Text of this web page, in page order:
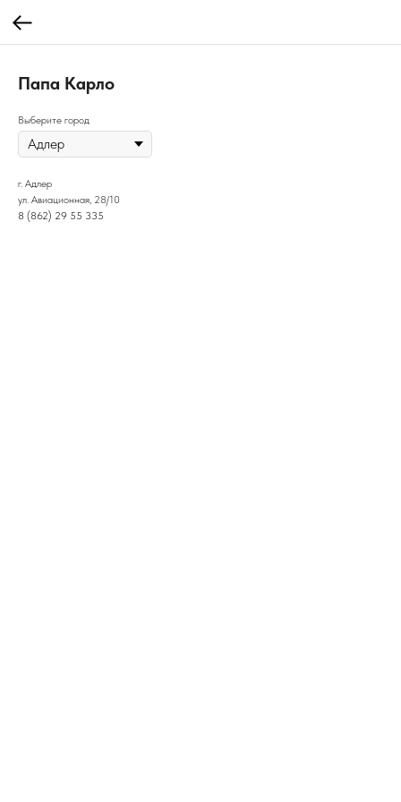
Папа Карло
Выберите город
г. Адлер
ул. Авиационная, 28/10
8 (862) 29 55 335